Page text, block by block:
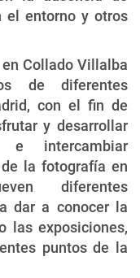
el entorno y otros
Collado Villalba
de diferentes
con el fin de
y desarrollar
e intercambiar
la fotografía en
diferentes
dar a conocer la
las exposiciones,
puntos de la